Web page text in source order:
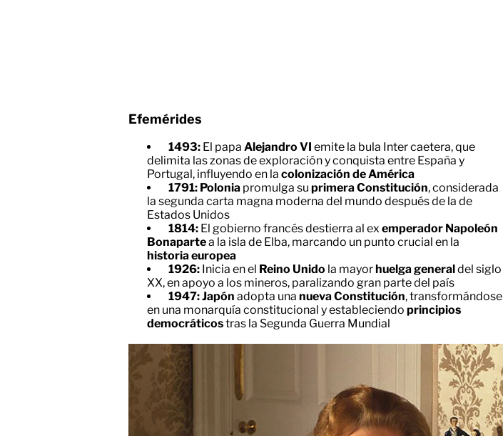
Efemérides
1493: El papa Alejandro VI emite la bula Inter caetera, que
delimita las zonas de exploración y conquista entre España y
Portugal, influyendo en la colonización de América
1791: Polonia promulga su primera Constitución, considerada
la segunda carta magna moderna del mundo después de la de
Estados Unidos
1814: El gobierno francés destierra al ex emperador Napoleón
Bonapartea la isla de Elba, marcando un punto crucial en la
historia europea
1926: Inicia en el Reino Unido la mayor huelga general del siglo
XX, en apoyo a los mineros, paralizando gran parte del país
1947: Japón adopta una nueva Constitución, transformándose
en una monarquía constitucional y estableciendo principios
democráticostras la Segunda Guerra Mundial